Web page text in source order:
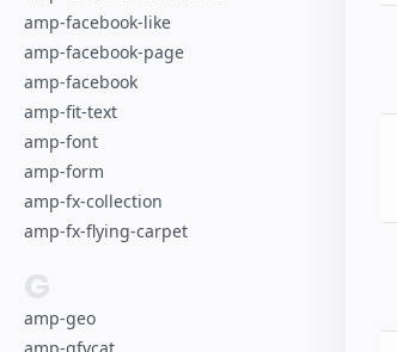
amp-facebook-like
amp-facebook-page
amp-facebook
amp-fit-text
amp-font
amp-form
amp-fx-collection
amp-fx-flying-carpet
G
amp-geo